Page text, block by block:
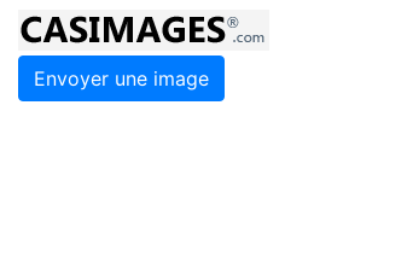
Envoyer une image